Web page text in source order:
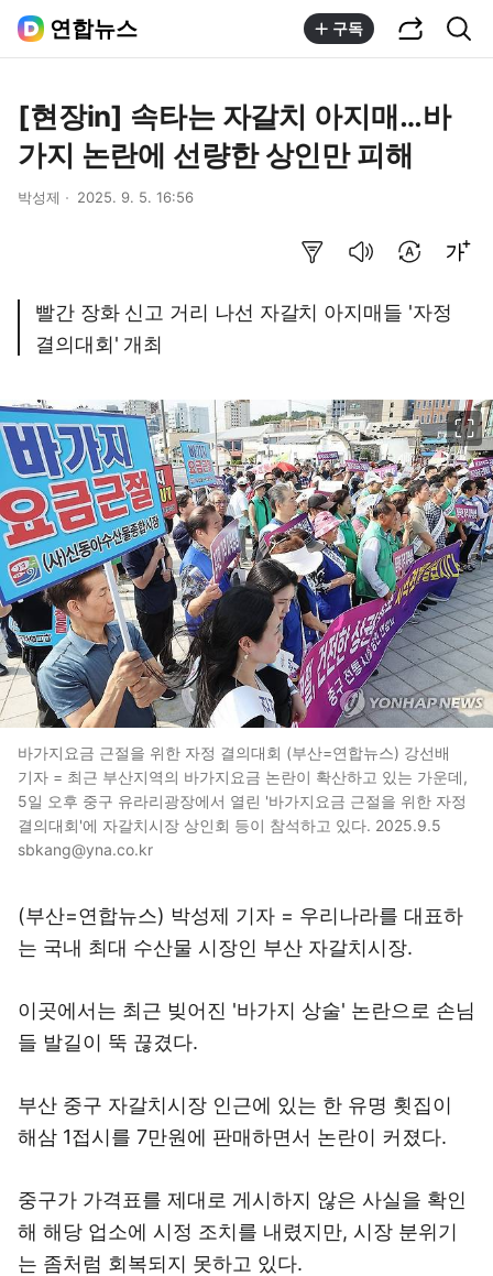
연합뉴스 구독
[현장in] 속타는 자갈치 아지매…바
가지 논란에 선량한 상인만 피해
박성제 2025. 9. 5. 16:56
빨간 장화 신고 거리 나선 자갈치 아지매들 '자정
결의대회' 개최
바가지요금 근절을 위한 자정 결의대회 (부산=연합뉴스) 강선배
기자 = 최근 부산지역의 바가지요금 논란이 확산하고 있는 가운데,
5일 오후 중구 유라리광장에서 열린 '바가지요금 근절을 위한 자정
결의대회'에 자갈치시장 상인회 등이 참석하고 있다. 2025.9.5
sbkang@yna.co.kr
(부산=연합뉴스) 박성제 기자 = 우리나라를 대표하
는 국내 최대 수산물 시장인 부산 자갈치시장.
이곳에서는 최근 빚어진 '바가지 상술' 논란으로 손님
들 발길이 뚝 끊겼다.
부산 중구 자갈치시장 인근에 있는 한 유명 횟집이
해삼 1접시를 7만원에 판매하면서 논란이 커졌다.
중구가 가격표를 제대로 게시하지 않은 사실을 확인
해 해당 업소에 시정 조치를 내렸지만, 시장 분위기
는 좀처럼 회복되지 못하고 있다.